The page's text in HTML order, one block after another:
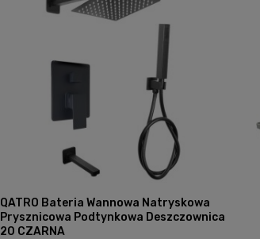
QATRO Bateria Wannowa Natryskowa
Prysznicowa Podtynkowa Deszczownica
20 CZARNA